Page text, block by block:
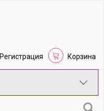
Регистрация Корзина